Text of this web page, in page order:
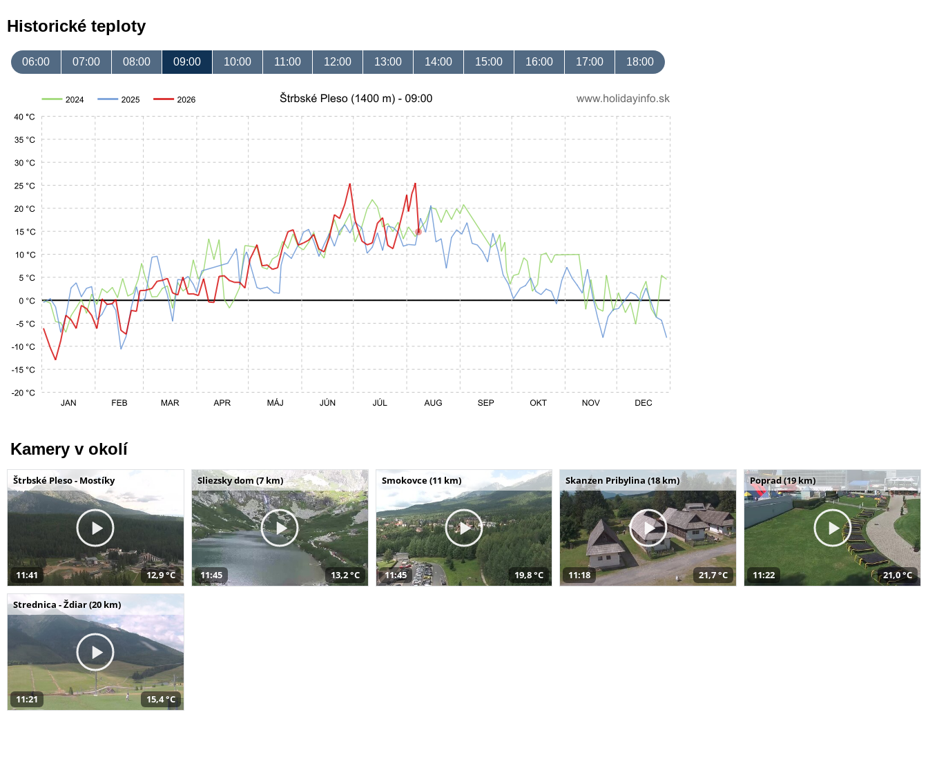
Historické teploty
06:00 07:00 08:00 09:00 10:00 11:00 12:00 13:00 14:00 15:00 16:00 17:00 18:00
Kamery v okolí
Štrbské Pleso - Mostíky
11:41 12,9 °C
Sliezsky dom (7 km)
11:45 13,2 °C
Smokovce (11 km)
11:45 19,8 °C
Skanzen Pribylina (18 km)
11:18 21,7 °C
Poprad (19 km)
11:22 21,0 °C
Strednica - Ždiar (20 km)
11:21 15,4 °C